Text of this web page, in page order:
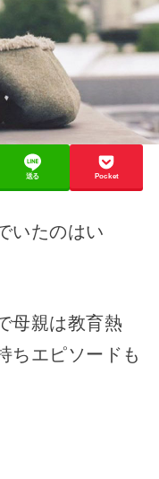
送る Pocket
いたのはい
母親は教育熱
ちエピソードも